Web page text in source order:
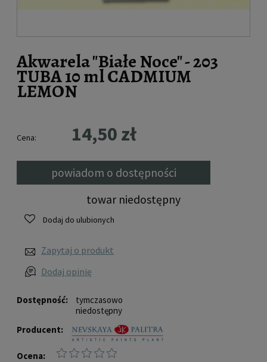
Akwarela "Białe Noce" - 203
TUBA 10 ml CADMIUM
LEMON
Dostępność:
tymczasowo
niedostępny
Producent:
Ocena:
Cena: 14,50 zł
powiadom o dostępności
towar niedostępny
Dodaj do ulubionych
Zapytaj o produkt
Dodaj opinię